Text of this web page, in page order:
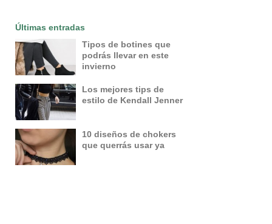
Últimas entradas
Tipos de botines que
podrás llevar en este
invierno
Los mejores tips de
estilo de Kendall Jenner
10 diseños de chokers
que querrás usar ya